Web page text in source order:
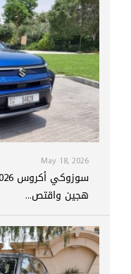
May 18, 2026
هجين واقتص...